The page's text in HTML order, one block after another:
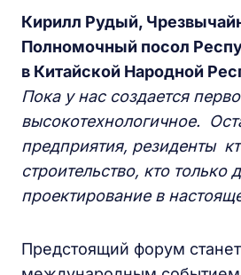
Кирилл Рудый,
Полномочный посол
в Китайской Народной
Пока у нас создается
высокотехнологичное.
предприятия, резиденты
строительство, кто только
проектирование в
Предстоящий форум станет